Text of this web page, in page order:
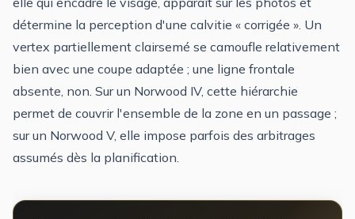
détermine la perception d'une calvitie « corrigée ». Un
vertex partiellement clairsemé se camoufle relativement
bien avec une coupe adaptée ; une ligne frontale
absente, non. Sur un Norwood IV, cette hiérarchie
permet de couvrir l'ensemble de la zone en un passage ;
sur un Norwood V, elle impose parfois des arbitrages
assumés dès la planification.